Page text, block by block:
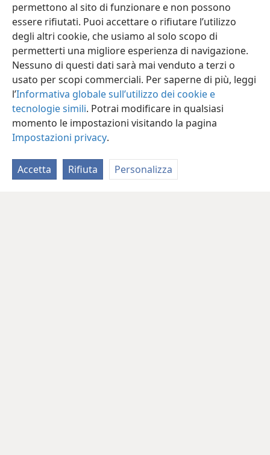
permettono al sito di funzionare e non possono
essere rifiutati. Puoi accettare o rifiutare l’utilizzo
degli altri cookie, che usiamo al solo scopo di
permetterti una migliore esperienza di navigazione.
Nessuno di questi dati sarà mai venduto a terzi o
usato per scopi commerciali. Per saperne di più, leggi
l’Informativa globale sull’utilizzo dei cookie e
tecnologie simili. Potrai modificare in qualsiasi
momento le impostazioni visitando la pagina
Impostazioni privacy.
Accetta Rifiuta Personalizza